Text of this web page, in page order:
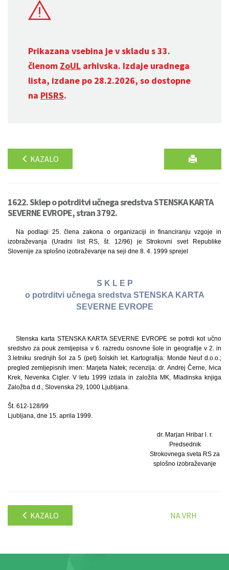
Prikazana vsebina je v skladu s 33.
členom ZoUL arhivska. Izdaje uradnega
lista, izdane po 28.2.2026, so dostopne
na PISRS.
KAZALO
1622. Sklep o potrditvi učnega sredstva STENSKA KARTA
SEVERNE EVROPE, stran 3792.
Na podlagi 25. člena zakona o organizaciji in financiranju vzgoje in
izobraževanja (Uradni list RS, št. 12/96) je Strokovni svet Republike
Slovenije za splošno izobraževanje na seji dne 8. 4. 1999 sprejel
S K L E P
o potrditvi učnega sredstva STENSKA KARTA
SEVERNE EVROPE
Stenska karta STENSKA KARTA SEVERNE EVROPE se potrdi kot učno
sredstvo za pouk zemljepisa v 6. razredu osnovne šole in geografije v 2. in
3.letniku srednjih šol za 5 (pet) šolskih let. Kartografija: Monde Neuf d.o.o.;
pregled zemljepisnih imen: Marjeta Natek; recenzija: dr. Andrej Černe, Ivica
Krek, Nevenka Cigler. V letu 1999 izdala in založila MK, Mladinska knjiga
Založba d.d., Slovenska 29, 1000 Ljubljana.
Št. 612-128/99
Ljubljana, dne 15. aprila 1999.
dr. Marjan Hribar l. r.
Predsednik
Strokovnega sveta RS za
splošno izobraževanje
KAZALO NA VRH